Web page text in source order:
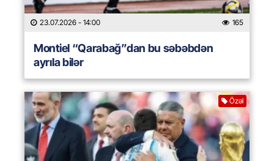
23.07.2026 - 14:00 165
Montiel “Qarabağ”dan bu səbəbdən
ayrıla bilər
Özəl